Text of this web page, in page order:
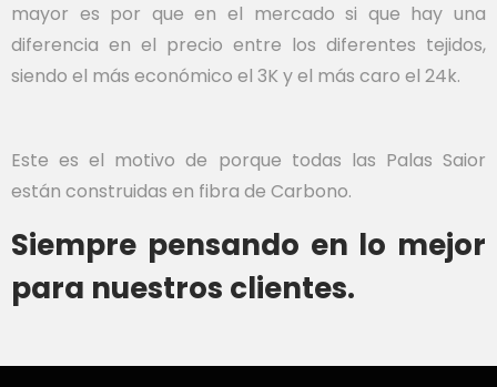
mayor es por que en el mercado si que hay una
diferencia en el precio entre los diferentes tejidos,
siendo el más económico el 3K y el más caro el 24k.
Este es el motivo de porque todas las Palas Saior
están construidas en fibra de Carbono.
Siempre pensando en lo mejor
para nuestros clientes.